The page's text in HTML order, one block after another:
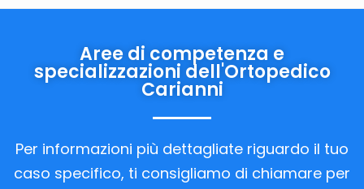
Aree di competenza e
specializzazioni dell'Ortopedico
Carianni
Per informazioni più dettagliate riguardo il tuo
caso specifico, ti consigliamo di chiamare per